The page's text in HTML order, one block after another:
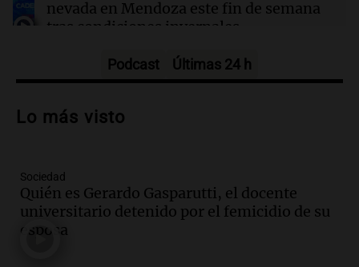
accidente aéreo en Brasil que dejó 62 muertos
nevada en Mendoza este fin de semana
tras condiciones invernales
Audio.Padres presentes, pero
cuando el padre mira mucho el teléfono?
Audio.
Tecnológico en Villa María con dos
edificios icónicos
Panorama Federal
Podcast Últimas 24 h
Lo más visto
Sociedad
Quién es Gerardo Gasparutti, el docente
universitario detenido por el femicidio de su
esposa